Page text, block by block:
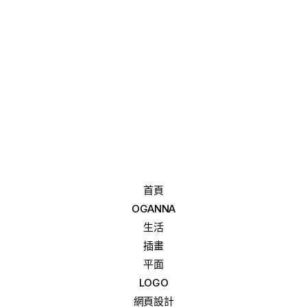
首頁
OGANNA
生活
插畫
平面
LOGO
網頁設計